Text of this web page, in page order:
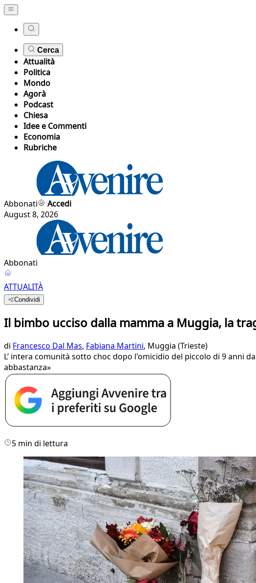
Cerca
Attualità
Politica
Mondo
Agorà
Podcast
Chiesa
Idee e Commenti
Economia
Rubriche
Abbonati
Accedi
August 8, 2026
Abbonati
ATTUALITÀ
Condividi
Il bimbo ucciso dalla mamma a Muggia, la
di Francesco Dal Mas, Fabiana Martini, Muggia (Trieste)
L’ intera comunità sotto choc dopo l'omicidio del piccolo di 9 anni
abbastanza»
5 min di lettura